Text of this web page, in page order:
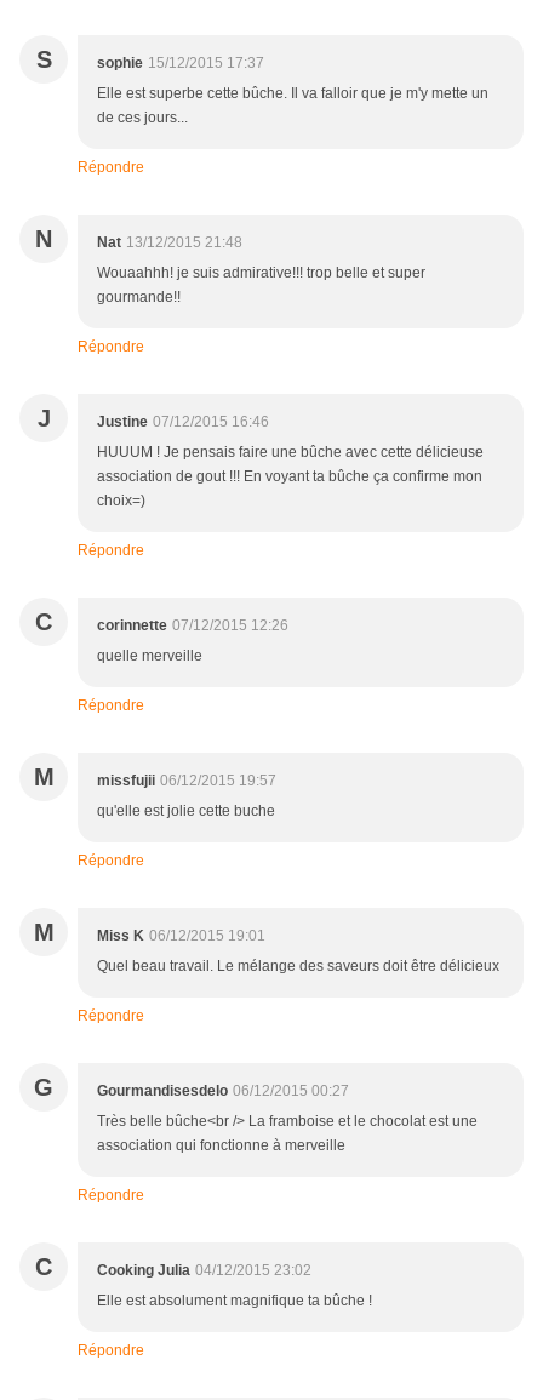
S sophie 15/12/2015 17:37
Elle est superbe cette bûche. Il va falloir que je m'y mette un
de ces jours...
Répondre
N Nat 13/12/2015 21:48
Wouaahhh! je suis admirative!!! trop belle et super
gourmande!!
Répondre
J Justine 07/12/2015 16:46
HUUUM ! Je pensais faire une bûche avec cette délicieuse
association de gout !!! En voyant ta bûche ça confirme mon
choix=)
Répondre
C corinnette 07/12/2015 12:26
quelle merveille
Répondre
M missfujii 06/12/2015 19:57
qu'elle est jolie cette buche
Répondre
M Miss K 06/12/2015 19:01
Quel beau travail. Le mélange des saveurs doit être délicieux
Répondre
G Gourmandisesdelo 06/12/2015 00:27
Très belle bûche<br /> La framboise et le chocolat est une
association qui fonctionne à merveille
Répondre
C Cooking Julia 04/12/2015 23:02
Elle est absolument magnifique ta bûche !
Répondre